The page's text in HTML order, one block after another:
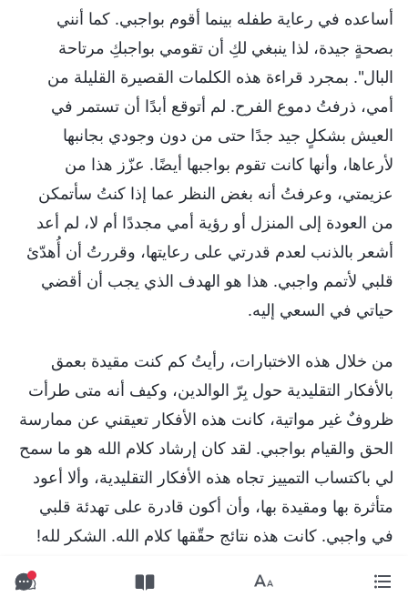
أساعده في رعاية طفله بينما أقوم بواجبي. كما أنني
بصحةٍ جيدة، لذا ينبغي لكِ أن تقومي بواجبكِ مرتاحة
البال". بمجرد قراءة هذه الكلمات القصيرة القليلة من
أمي، ذرفتُ دموع الفرح. لم أتوقع أبدًا أن تستمر في
العيش بشكلٍ جيد جدًا حتى من دون وجودي بجانبها
لأرعاها، وأنها كانت تقوم بواجبها أيضًا. عزّز هذا من
عزيمتي، وعرفتُ أنه بغض النظر عما إذا كنتُ سأتمكن
من العودة إلى المنزل أو رؤية أمي مجددًا أم لا، لم أعد
أشعر بالذنب لعدم قدرتي على رعايتها، وقررتُ أن أُهدّئ
قلبي لأتمم واجبي. هذا هو الهدف الذي يجب أن أقضي
حياتي في السعي إليه.
من خلال هذه الاختبارات، رأيتُ كم كنت مقيدة بعمق
بالأفكار التقليدية حول بِرّ الوالدين، وكيف أنه متى طرأت
ظروفٌ غير مواتية، كانت هذه الأفكار تعيقني عن ممارسة
الحق والقيام بواجبي. لقد كان إرشاد كلام الله هو ما سمح
لي باكتساب التمييز تجاه هذه الأفكار التقليدية، وألا أعود
متأثرة بها ومقيدة بها، وأن أكون قادرة على تهدئة قلبي
في واجبي. كانت هذه نتائج حقّقها كلام الله. الشكر لله!